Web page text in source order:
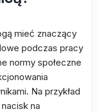
mieć znaczący
podczas pracy
normy społeczne
Na przykład
na